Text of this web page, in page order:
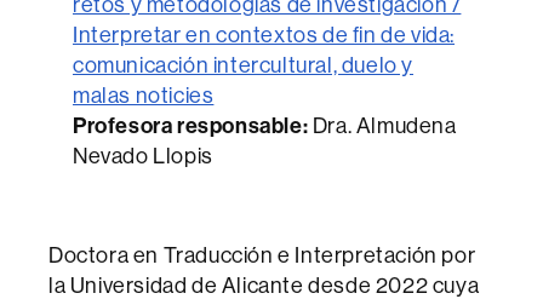
retos y metodologías de investigación /
Interpretar en contextos de fin de vida:
comunicación intercultural, duelo y
malas noticies
Profesora responsable: Dra. Almudena
Nevado Llopis
Doctora en Traducción e Interpretación por
la Universidad de Alicante desde 2022 cuya